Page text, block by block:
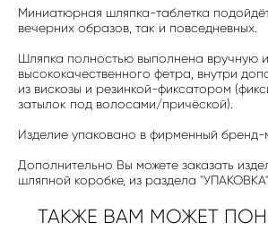
Миниатюрная шляпка-таблетка
вечерних образов, так и повседневных.
Шляпка полностью выполнена вручную
высококачественного фетра, внутри
из вискозы и резинкой-фиксатором
затылок под волосами/причёской).
Изделие упаковано в фирменный бренд-
Дополнительно Вы можете заказать
шляпной коробке, из раздела "УПАКОВКА".
ТАКЖЕ ВАМ МОЖЕТ